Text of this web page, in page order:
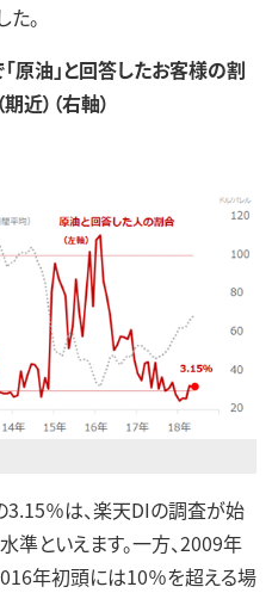
。
原油」と回答したお客様の割
近）（右軸）
3.15％は、楽天DIの調査が始
といえます。一方、2009年
年初頭には10％を超える場